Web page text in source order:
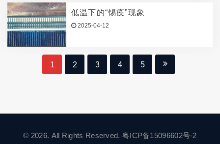
低温下的“锡疫”现象
2025-04-12
1 2 3 4 5
© 2026. All Rights Reserved. 粤ICP备15096602号-2